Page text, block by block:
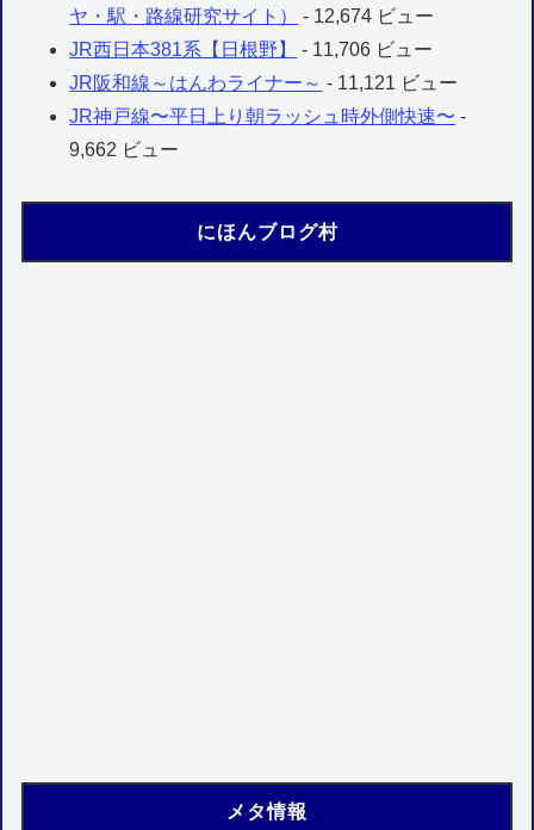
ヤ・駅・路線研究サイト）
- 12,674 ビュー
JR西日本381系【日根野】
- 11,706 ビュー
JR阪和線～はんわライナー～ - 11,121 ビュー
JR神戸線〜平日上り朝ラッシュ時外側快速〜 -
9,662 ビュー
にほんブログ村
メタ情報